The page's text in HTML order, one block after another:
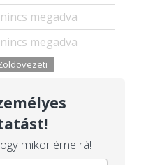
nincs megadva
nincs megadva
mikor érne rá!